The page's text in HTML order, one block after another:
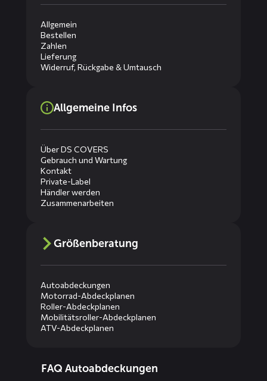
Allgemein
Bestellen
Zahlen
Lieferung
Widerruf, Rückgabe & Umtausch
Allgemeine Infos
Über DS COVERS
Gebrauch und Wartung
Kontakt
Private-Label
Händler werden
Zusammenarbeiten
Größenberatung
Autoabdeckungen
Motorrad-Abdeckplanen
Roller-Abdeckplanen
Mobilitätsroller-Abdeckplanen
ATV-Abdeckplanen
menusFAQ Autoabdeckungen